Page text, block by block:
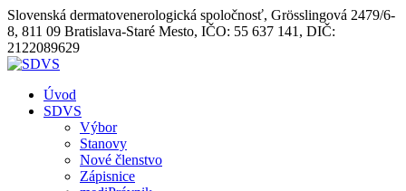
Slovenská dermatovenerologická spoločnosť, Grösslingová 2479/6-
8, 811 09 Bratislava-Staré Mesto, IČO: 55 637 141, DIČ:
2122089629
Úvod
SDVS
Výbor
Stanovy
Nové členstvo
Zápisnice